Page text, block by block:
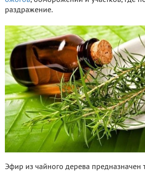
раздражение.
Эфир из чайного дерева предназначен